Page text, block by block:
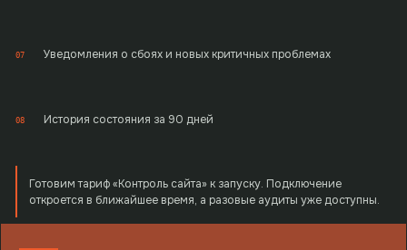
07 Уведомления о сбоях и новых критичных проблемах
08 История состояния за 90 дней
Готовим тариф «Контроль сайта» к запуску. Подключение
откроется в ближайшее время, а разовые аудиты уже доступны.